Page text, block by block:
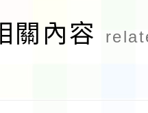
關內容